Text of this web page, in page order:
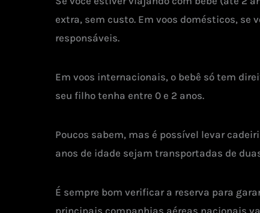
extra, sem custo. Em voos domésticos, se
responsáveis.
Em voos internacionais, o bebê só tem
seu filho tenha entre 0 e 2 anos.
Poucos sabem, mas é possível levar
anos de idade sejam transportadas de
É sempre bom verificar a reserva para
principais companhias aéreas nacionais